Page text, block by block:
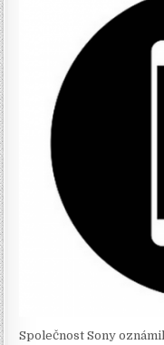
Společnost Sony